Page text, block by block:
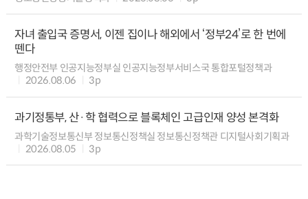
자녀 출입국 증명서, 이젠 집이나 해외에서 ‘정부24’로 한 번에
뗀다
행정안전부 인공지능정부실 인공지능정부서비스국 통합포털정책과
2026.08.06
3p
과기정통부, 산·학 협력으로 블록체인 고급인재 양성 본격화
과학기술정보통신부 정보통신정책실 정보통신정책관 디지털사회기획과
2026.08.05
3p